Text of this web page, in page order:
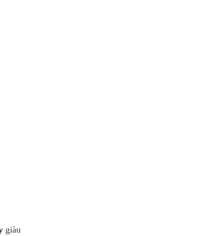
giàu